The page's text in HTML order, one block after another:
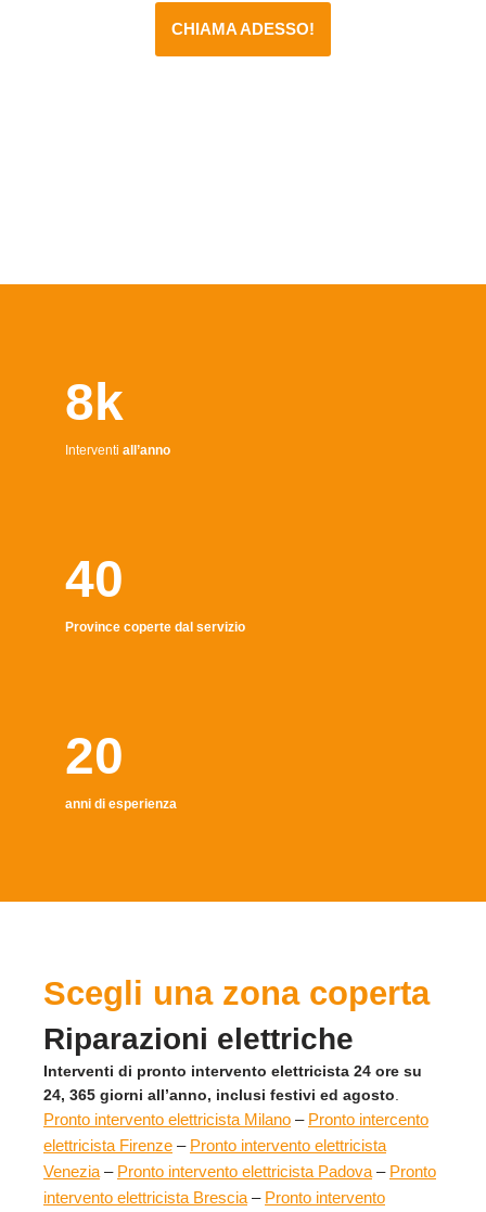
CHIAMA ADESSO!
8k
Interventi all’anno
40
Province coperte dal servizio
20
anni di esperienza
Scegli una zona coperta
Riparazioni elettriche
Interventi di pronto intervento elettricista 24 ore su
24, 365 giorni all’anno, inclusi festivi ed agosto
Pronto intervento elettricista Milano – Pronto intercento
elettricista Firenze – Pronto intervento elettricista
Venezia – Pronto intervento elettricista Padova – Pronto
intervento elettricista Brescia – Pronto intervento